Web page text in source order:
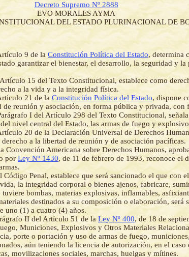
Decreto Supremo Nº 2888
EVO MORALES AYMA
DEL ESTADO PLURINACIONAL DE
9 de la Constitución Política del Estado, determina
garantizar el bienestar, el desarrollo, la seguridad y la
15 del Texto Constitucional, establece como
a la vida y a la integridad física.
21 de la Constitución Política del Estado, dispone
de reunión y asociación, en forma pública y privada, con
I del Artículo 298 del Texto Constitucional, señala
nivel central del Estado, las armas de fuego y
20 de la Declaración Universal de Derechos
derecho a la libertad de reunión y de asociación pacíficas.
Convención Americana sobre Derechos Humanos,
por Ley Nº 1430, de 11 de febrero de 1993, reconoce el
Penal, establece que será sancionado el que con
la integridad corporal o bienes ajenos, fabricare,
tuviere bombas, materias explosivas, inflamables,
destinados a su composición o elaboración, será
uno (1) a cuatro (4) años.
II del Artículo 51 de la Ley Nº 400, de 18 de
Municiones, Explosivos y Otros Materiales
porte o portación y uso de armas de fuego,
aún teniendo la licencia de autorización, en el caso
movilizaciones sociales, marchas, huelgas y mítines.